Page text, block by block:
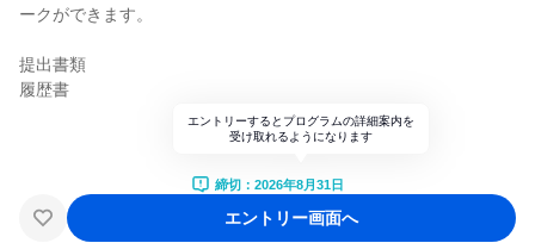
ークができます。
提出書類
履歴書
エントリーするとプログラムの詳細案内を
受け取れるようになります
締切：2026年8月31日
エントリー画面へ